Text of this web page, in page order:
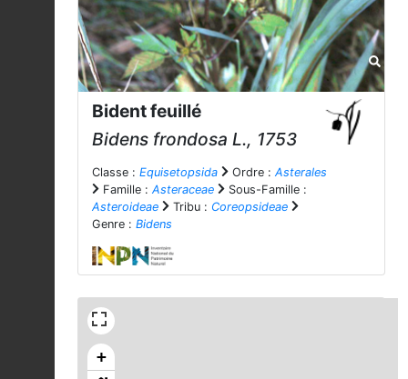
Bident feuillé
Bidens frondosa L., 1753
Classe : Equisetopsida Ordre : Asterales
Famille : Asteraceae
Sous-Famille :
Asteroideae
Tribu : Coreopsideae
Genre : Bidens
+